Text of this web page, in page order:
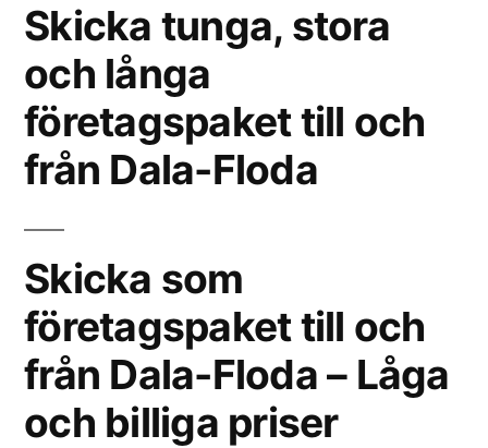
Skicka tunga, stora
och långa
företagspaket till och
från Dala-Floda
Skicka som
företagspaket till och
från Dala-Floda – Låga
och billiga priser